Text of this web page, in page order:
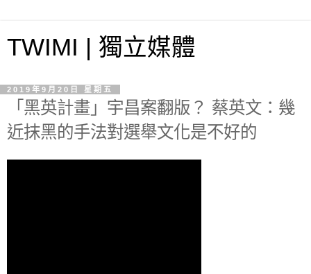
TWIMI | 獨立媒體
2019年9月20日 星期五
「黑英計畫」宇昌案翻版？ 蔡英文：幾
近抹黑的手法對選舉文化是不好的